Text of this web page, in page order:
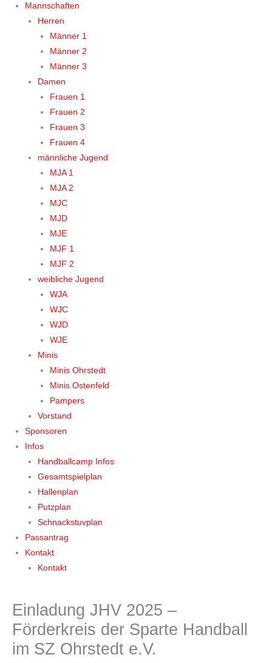
Mannschaften
Herren
Männer 1
Männer 2
Männer 3
Damen
Frauen 1
Frauen 2
Frauen 3
Frauen 4
männliche Jugend
MJA 1
MJA 2
MJC
MJD
MJE
MJF 1
MJF 2
weibliche Jugend
WJA
WJC
WJD
WJE
Minis
Minis Ohrstedt
Minis Ostenfeld
Pampers
Vorstand
Sponsoren
Infos
Handballcamp Infos
Gesamtspielplan
Hallenplan
Putzplan
Schnackstuvplan
Passantrag
Kontakt
Kontakt
Einladung JHV 2025 –
Förderkreis der Sparte Handball
im SZ Ohrstedt e.V.